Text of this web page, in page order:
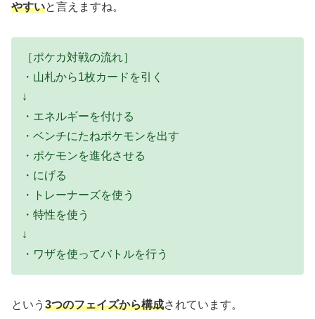
やすいと言えますね。
［ポケカ対戦の流れ］
・山札から1枚カードを引く
↓
・エネルギーを付ける
・ベンチにたねポケモンを出す
・ポケモンを進化させる
・にげる
・トレーナーズを使う
・特性を使う
↓
・ワザを使ってバトルを行う
という 3つのフェイズから構成されています。